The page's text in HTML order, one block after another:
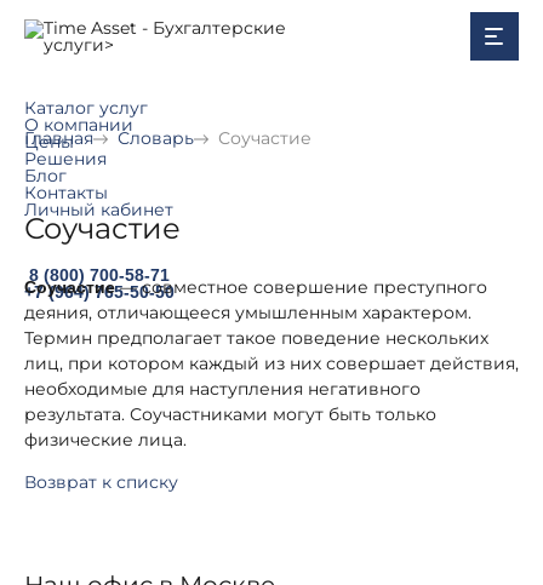
Главная Словарь Соучастие
Соучастие
Соучастие— совместное совершение преступного
деяния, отличающееся умышленным характером.
Термин предполагает такое поведение нескольких
лиц, при котором каждый из них совершает действия,
необходимые для наступления негативного
результата. Соучастниками могут быть только
физические лица.
Возврат к списку
Каталог услуг
О компании
Цены
Решения
Блог
Контакты
Личный кабинет
8 (800) 700-58-71
+7 (964) 765-50-50